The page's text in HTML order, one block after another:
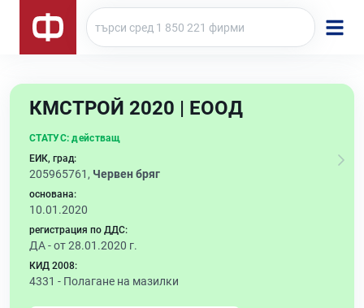
КМСТРОЙ 2020 | ЕООД
СТАТУС: действащ
ЕИК, град:
205965761, Червен бряг
основана:
10.01.2020
регистрация по ДДС:
ДА - от 28.01.2020 г.
КИД 2008:
4331 - Полагане на мазилки